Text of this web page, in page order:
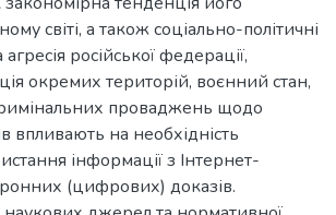
світі, а також соціально-політичні
російської федерації,
окремих територій, воєнний стан,
проваджень щодо
впливають на необхідність
інформації з Інтернет-
(цифрових) доказів.